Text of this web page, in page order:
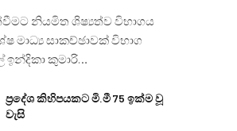
නියමිත ශිෂ්‍යත්ව විභාගය
මාධ්‍ය සාකච්ඡාවක් විභාග
ඉන්දිකා කුමාරි…
ප්‍රදේශ කිහිපයකට මි.මී 75 ඉක්ම වූ
වැසි